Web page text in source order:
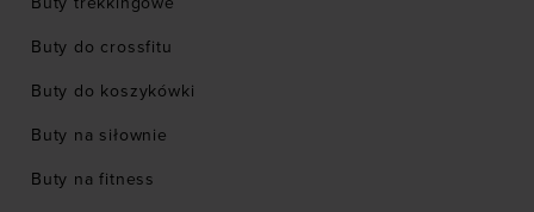
Buty do crossfitu
Buty do koszykówki
Buty na siłownie
Buty na fitness